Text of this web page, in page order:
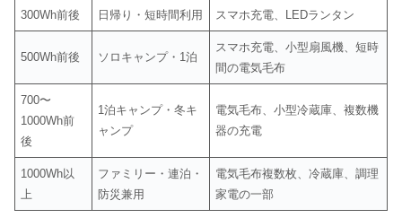
300Wh前後 日帰り・短時間利用 スマホ充電、LEDランタン
500Wh前後 ソロキャンプ・1泊
スマホ充電、小型扇風機、短時
間の電気毛布
700〜
1000Wh前
後
1泊キャンプ・冬キ
ャンプ
電気毛布、小型冷蔵庫、複数機
器の充電
1000Wh以
上
ファミリー・連泊・
防災兼用
電気毛布複数枚、冷蔵庫、調理
家電の一部